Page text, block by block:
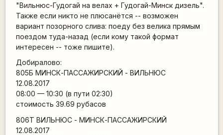
"Вильнюс-Гудогай на велах + Гудогай-Минск дизель".
Также если никто не плюсанётся -- возможен
вариант позорного слива: поеду без велика прямым
поездом туда-назад (если кому такой формат
интересен -- тоже пишите).
Добиралово:
805Б МИНСК-ПАССАЖИРСКИЙ - ВИЛЬНЮС
12.08.2017
08:00 — 10:30 (в пути 02:30)
стоимость 39.69 рубасов
806Т ВИЛЬНЮС - МИНСК-ПАССАЖИРСКИЙ
12.08.2017